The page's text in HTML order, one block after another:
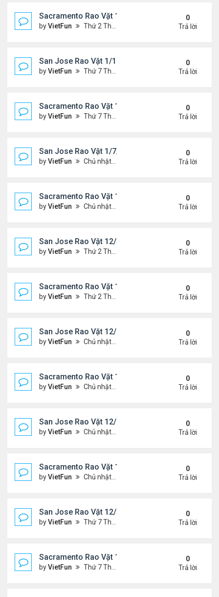
Sacramento Rao Vặt 1/21/22- 1/28/22
byVietFun Thứ 2 Tháng 1 24, 2022 10:20 pm
0
Trả lời
San Jose Rao Vặt 1/14/22- 1/21/22
byVietFun Thứ 7 Tháng 1 15, 2022 8:54 pm
0
Trả lời
Sacramento Rao Vặt 1/14/22- 1/21/22
byVietFun Thứ 7 Tháng 1 15, 2022 8:49 pm
0
Trả lời
San Jose Rao Vặt 1/7/21- 1/14/22
byVietFun Chủ nhật Tháng 1 09, 2022 10:06 pm
0
Trả lời
Sacramento Rao Vặt 1/7/21- 1/14/22
byVietFun Chủ nhật Tháng 1 09, 2022 10:02 pm
0
Trả lời
San Jose Rao Vặt 12/31/21- 1/7/22
byVietFun Thứ 2 Tháng 1 03, 2022 8:29 pm
0
Trả lời
Sacramento Rao Vặt 12/31/21- 1/7/22
byVietFun Thứ 2 Tháng 1 03, 2022 8:25 pm
0
Trả lời
San Jose Rao Vặt 12/24/21- 12/31/21
byVietFun Chủ nhật Tháng 12 26, 2021 7:26 pm
0
Trả lời
Sacramento Rao Vặt 12/24/21- 12/31/21
byVietFun Chủ nhật Tháng 12 26, 2021 7:21 pm
0
Trả lời
San Jose Rao Vặt 12/10/21- 12/17/21
byVietFun Chủ nhật Tháng 12 12, 2021 12:58 pm
0
Trả lời
Sacramento Rao Vặt 12/10/21- 12/17/21
byVietFun Chủ nhật Tháng 12 12, 2021 12:54 pm
0
Trả lời
San Jose Rao Vặt 12/3/21- 12/10/21
byVietFun Thứ 7 Tháng 12 04, 2021 7:42 pm
0
Trả lời
Sacramento Rao Vặt 12/3/21- 12/10/21
byVietFun Thứ 7 Tháng 12 04, 2021 7:38 pm
0
Trả lời